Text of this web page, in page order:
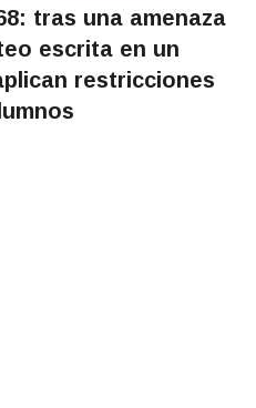
tras una amenaza
escrita en un
restricciones